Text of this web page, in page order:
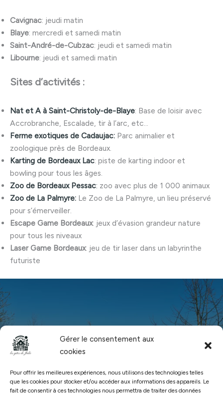
Gérer le consentement aux
cookies
Pour offrir les meilleures expériences, nous utilisons des technologies telles
que les cookies pour stocker et/ou accéder aux informations des appareils. Le
fait de consentir à ces technologies nous permettra de traiter des données
Cavignac: jeudi matin
Blaye: mercredi et samedi matin
Saint-André-de-Cubzac: jeudi et samedi matin
Libourne: jeudi et samedi matin
Sites d’activités :
Nat et A à Saint-Christoly-de-Blaye: Base de loisir avec
Accrobranche, Escalade, tir à l’arc, etc…
Ferme exotiques de Cadaujac: Parc animalier et
zoologique près de Bordeaux.
Karting de Bordeaux Lac: piste de karting indoor et
bowling pour tous les âges.
Zoo de Bordeaux Pessac: zoo avec plus de 1 000 animaux
Zoo de La Palmyre: Le Zoo de La Palmyre, un lieu préservé
pour s’émerveiller.
Escape Game Bordeaux: jeux d’évasion grandeur nature
pour tous les niveaux
Laser Game Bordeaux: jeu de tir laser dans un labyrinthe
futuriste